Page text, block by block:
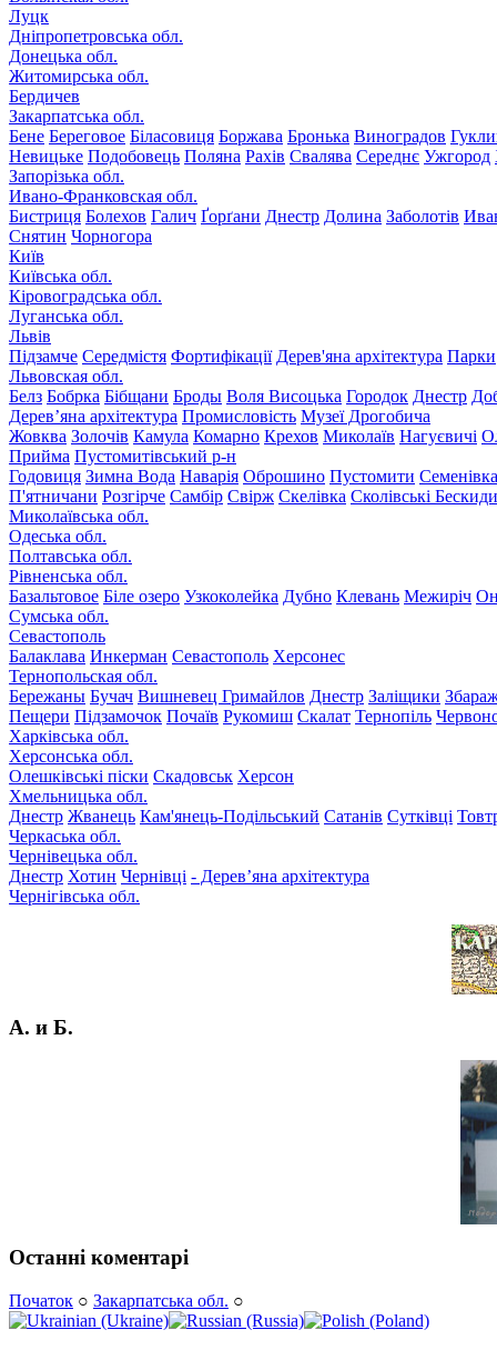
Луцк
Дніпропетровська обл.
Донецька обл.
Житомирська обл.
Бердичев
Закарпатська обл.
Бене Береговое Біласовиця Боржава Бронька Виноградов
Невицьке Подобовець Поляна Рахів Свалява Середнє Ужгород
Запорізька обл.
Ивано-Франковская обл.
Бистриця Болехов Галич Ґорґани Днестр Долина Заболотів
Снятин Чорногора
Київ
Київська обл.
Кіровоградська обл.
Луганська обл.
Львів
Підзамче Середмістя Фортифікації Дерев'яна архітектура Парки
Львовская обл.
Белз Бобрка Бібщани Броды Воля Висоцька Городок Днестр
Дерев’яна архітектура Промисловість Музеї Дрогобича
Жовква Золочів Камула Комарно Крехов Миколаїв Нагуєвичі
Прийма Пустомитівський р-н
Годовиця Зимна Вода Наварія Оброшино Пустомити Семенівка
П'ятничани Розгірче Самбір Свірж Скелівка Сколівські Бескиди
Миколаївська обл.
Одеська обл.
Полтавська обл.
Рівненська обл.
Базальтовое Біле озеро Узкоколейка Дубно Клевань Межиріч
Сумська обл.
Севастополь
Балаклава Инкерман Севастополь Херсонес
Тернопольская обл.
Бережаны Бучач Вишневец Гримайлов Днестр Заліщики
Пещери Підзамочок Почаїв Рукомиш Скалат Тернопіль
Харківська обл.
Херсонська обл.
Олешківські піски Скадовськ Херсон
Хмельницька обл.
Днестр Жванець Кам'янець-Подільський Сатанів Сутківці
Черкаська обл.
Чернівецька обл.
Днестр Хотин Чернівці - Дерев’яна архітектура
Чернігівська обл.
А. и Б.
Останні коментарі
Початок ○ Закарпатська обл. ○